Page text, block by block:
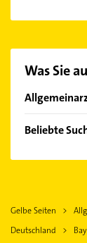
Was Sie
Hallstadt
Rattelsdorf
Beliebte
Elektro
Gelbe Seiten
Deutschland